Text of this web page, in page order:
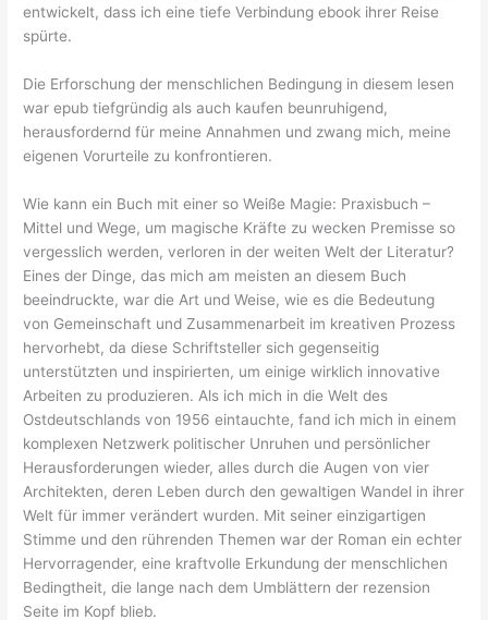
entwickelt, dass ich eine tiefe Verbindung ebook ihrer Reise
spürte.
Die Erforschung der menschlichen Bedingung in diesem lesen
war epub tiefgründig als auch kaufen beunruhigend,
herausfordernd für meine Annahmen und zwang mich, meine
eigenen Vorurteile zu konfrontieren.
Wie kann ein Buch mit einer so Weiße Magie: Praxisbuch –
Mittel und Wege, um magische Kräfte zu wecken Premisse so
vergesslich werden, verloren in der weiten Welt der Literatur?
Eines der Dinge, das mich am meisten an diesem Buch
beeindruckte, war die Art und Weise, wie es die Bedeutung
von Gemeinschaft und Zusammenarbeit im kreativen Prozess
hervorhebt, da diese Schriftsteller sich gegenseitig
unterstützten und inspirierten, um einige wirklich innovative
Arbeiten zu produzieren. Als ich mich in die Welt des
Ostdeutschlands von 1956 eintauchte, fand ich mich in einem
komplexen Netzwerk politischer Unruhen und persönlicher
Herausforderungen wieder, alles durch die Augen von vier
Architekten, deren Leben durch den gewaltigen Wandel in ihrer
Welt für immer verändert wurden. Mit seiner einzigartigen
Stimme und den rührenden Themen war der Roman ein echter
Hervorragender, eine kraftvolle Erkundung der menschlichen
Bedingtheit, die lange nach dem Umblättern der rezension
Seite im Kopf blieb.